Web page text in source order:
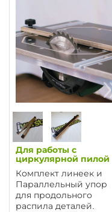
доволен!
Для работы с
циркулярной пилой
Комплект линеек и
Параллельный упор
для продольного
распила деталей.